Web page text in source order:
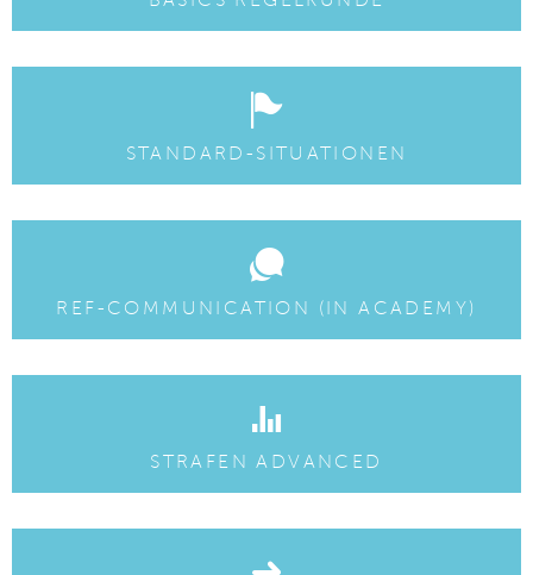
STANDARD-SITUATIONEN
REF-COMMUNICATION (IN ACADEMY)
STRAFEN ADVANCED